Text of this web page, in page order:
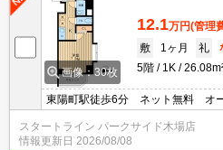
画像：30枚
12.1万円(管理
敷
1ヶ月 礼
5階
1K
東陽町駅徒歩6分 ネット無料 オ
ボックス 角部屋・２面採光 浴室
スタートライン パークサイド木場店
情報更新日 2026/08/08